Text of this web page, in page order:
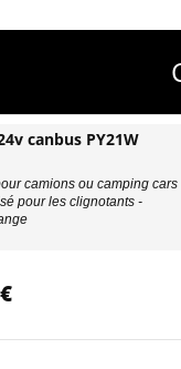
canbus PY21W
camions ou camping cars
pour les clignotants -